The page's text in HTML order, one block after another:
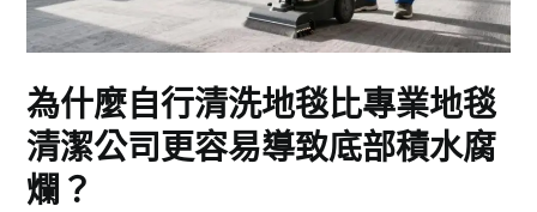
為什麼自行清洗地毯比專業地毯
清潔公司更容易導致底部積水腐
爛？